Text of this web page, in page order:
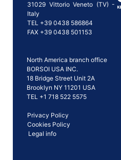
31029 Vittorio Veneto (TV) -
Italy
TEL +39 0438 586864
FAX +39 0438 501153
North America branch office
BORSOI USA INC.
18 Bridge Street Unit 2A
Brooklyn NY 11201 USA
TEL +1 718 522 5575
Privacy Policy
Cookies Policy
Legal info